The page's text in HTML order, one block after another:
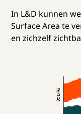
In L&D kunnen
Surface Area te
en zichzelf